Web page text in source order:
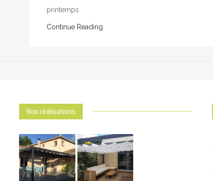
printemps
Continue Reading
Nos réalisations